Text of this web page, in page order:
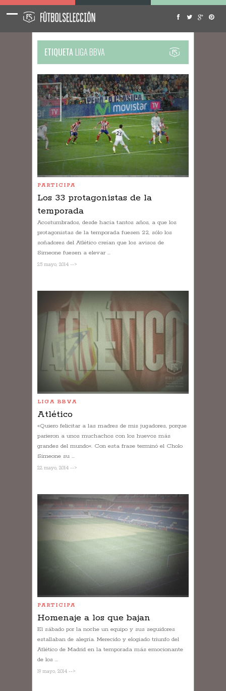
ETIQUETA LIGA BBVA
PARTICIPA
Los 33 protagonistas de la
temporada
Acostumbrados, desde hacía tantos años, a que los
protagonistas de la temporada fuesen 22, sólo los
soñadores del Atlético creían que los avisos de
Simeone fuesen a elevar ...
25 mayo, 2014 -->
LIGA BBVA
Atlético
«Quiero felicitar a las madres de mis jugadores, porque
parieron a unos muchachos con los huevos más
grandes del mundo«. Con esta frase terminó el Cholo
Simeone su ...
22 mayo, 2014 -->
PARTICIPA
Homenaje a los que bajan
El sábado por la noche un equipo y sus seguidores
estallaban de alegría. Merecido y elogiado triunfo del
Atlético de Madrid en la temporada más emocionante
de los ...
19 mayo, 2014 -->